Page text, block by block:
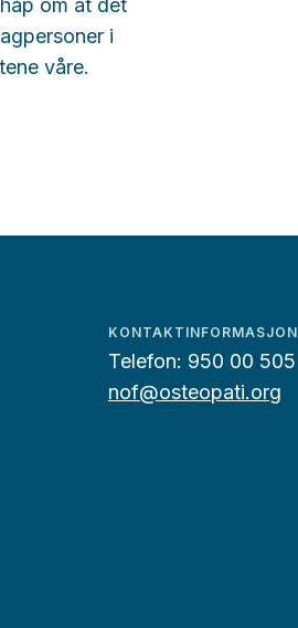
i
våre.
KONTAKTINFORMASJON
Telefon: 950 00 505
nof@osteopati.org